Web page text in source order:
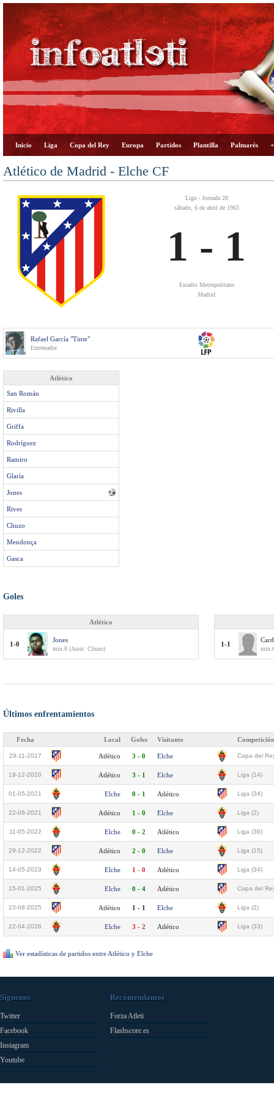
Inicio Liga Copa del Rey Europa Partidos Plantilla Palmarés
Atlético de Madrid - Elche CF
Liga - Jornada 28
sábado, 6 de abril de 1963
1 - 1
Estadio Metropolitano
Madrid
Rafael García "Tinte"
Entrenador
Atlético
San Román
Rivilla
Griffa
Rodríguez
Ramiro
Glaría
Jones
Rives
Chuzo
Mendonça
Gasca
Goles
Atlético
1-0
Jones
min.8 (Asist: Chuzo)
1-1
Últimos enfrentamientos
Fecha Local Goles Visitante Competición
29-11-2017 Atlético 3 - 0 Elche Copa del
19-12-2020 Atlético 3 - 1 Elche Liga (14)
01-05-2021 Elche 0 - 1 Atlético Liga (34)
22-08-2021 Atlético 1 - 0 Elche Liga (2)
11-05-2022 Elche 0 - 2 Atlético Liga (36)
29-12-2022 Atlético 2 - 0 Elche Liga (15)
14-05-2023 Elche 1 - 0 Atlético Liga (34)
15-01-2025 Elche 0 - 4 Atlético Copa del
23-08-2025 Atlético 1 - 1 Elche Liga (2)
22-04-2026 Elche 3 - 2 Atlético Liga (33)
Ver estadísticas de partidos entre Atlético y Elche
Síguenos
Twitter
Facebook
Instagram
Youtube
Recomendamos
Forza Atleti
Flashscore.es